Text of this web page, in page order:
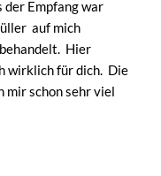
der Empfang war
auf mich
Hier
wirklich für dich. Die
mir schon sehr viel